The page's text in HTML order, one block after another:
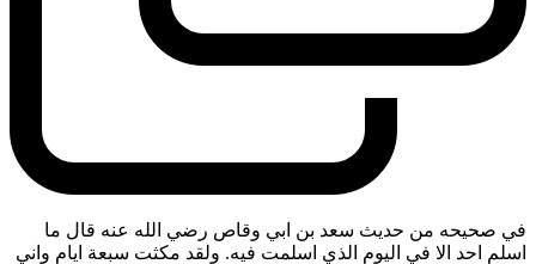
في صحيحه من حديث سعد بن ابي وقاص رضي الله عنه قال ما
اسلم احد الا في اليوم الذي اسلمت فيه. ولقد مكثت سبعة ايام واني